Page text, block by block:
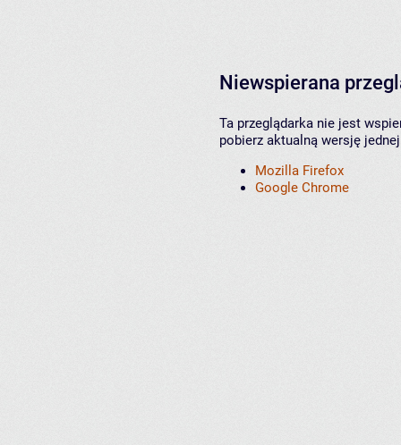
Niewspierana
Ta przeglądarka nie jest
pobierz aktualną wersję
Mozilla Firefox
Google Chrome